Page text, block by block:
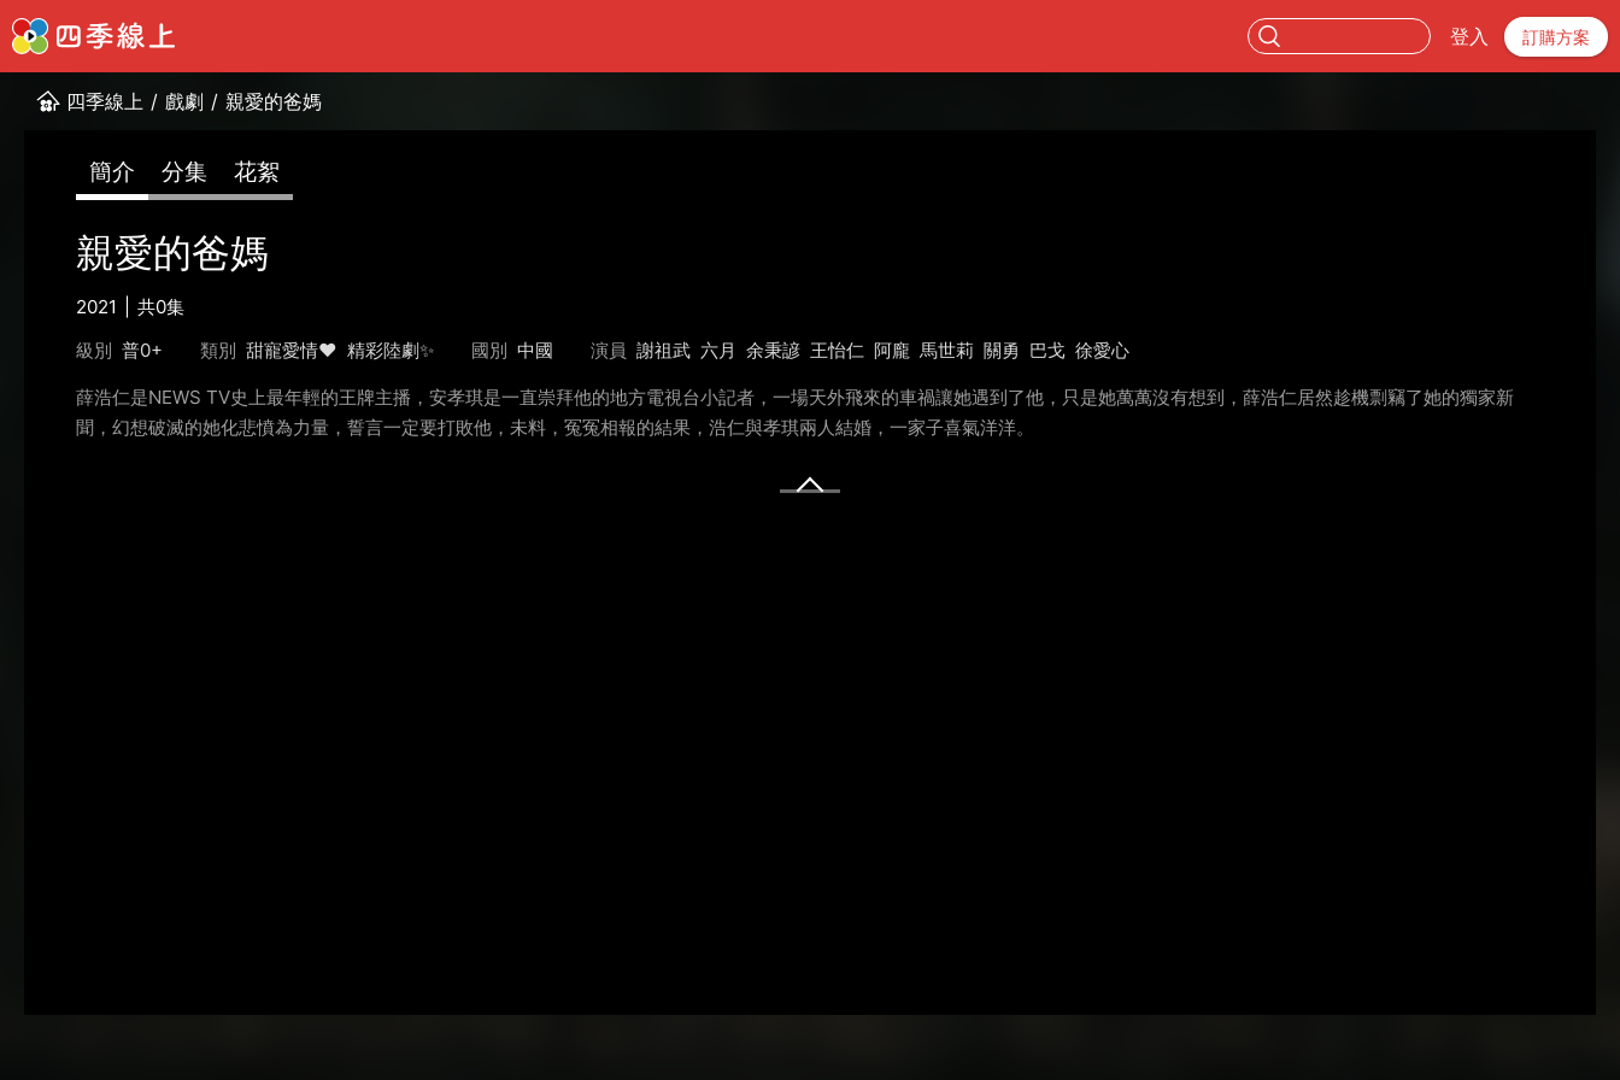
登入 訂購方案
四季線上 / 戲劇 / 親愛的爸媽
簡介 分集 花絮
親愛的爸媽
2021
共0集
級別 普0+ 類別 甜寵愛情❤️ 精彩陸劇✨ 國別 中國 演員 謝祖武 六月 余秉諺 王怡仁 阿龐 馬世莉 關勇 巴戈 徐愛心
薛浩仁是NEWS TV史上最年輕的王牌主播，安孝琪是一直崇拜他的地方電視台小記者，一場天外飛來的車禍讓她遇到了他，只是她萬萬沒有想到，薛浩仁居然趁機剽竊了她的獨家新
聞，幻想破滅的她化悲憤為力量，誓言一定要打敗他，未料，冤冤相報的結果，浩仁與孝琪兩人結婚，一家子喜氣洋洋。